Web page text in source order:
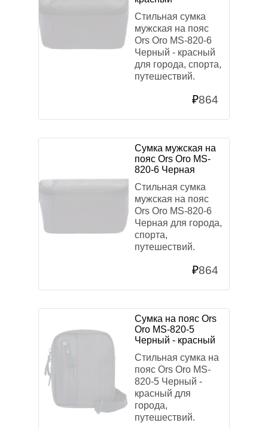
Стильная сумка
мужская на пояс
Ors Oro MS-820-6
Черный - красный
для города, спорта,
путешествий.
₽864
Сумка мужская на
пояс Ors Oro MS-
820-6 Черная
Стильная сумка
мужская на пояс
Ors Oro MS-820-6
Черная для города,
спорта,
путешествий.
₽864
Сумка на пояс Ors
Oro MS-820-5
Черный - красный
Стильная сумка на
пояс Ors Oro MS-
820-5 Черный -
красный для
города,
путешествий.